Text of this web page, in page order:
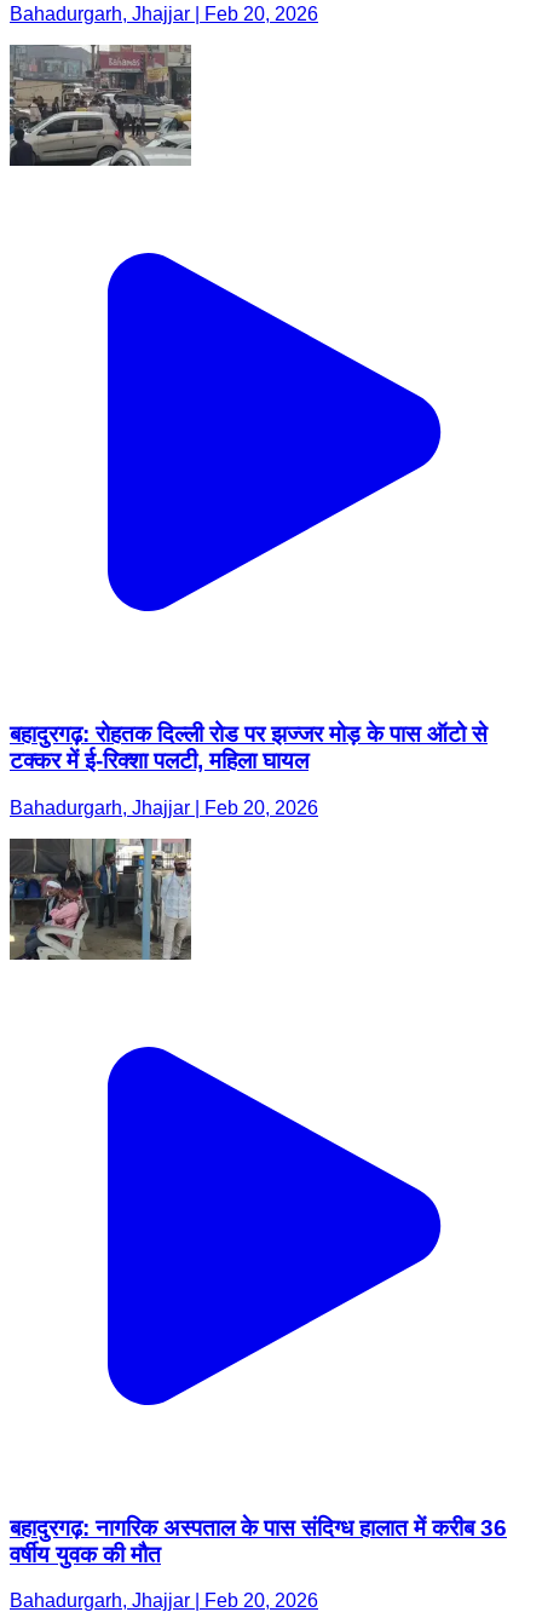
Bahadurgarh, Jhajjar | Feb 20, 2026
बहादुरगढ़: रोहतक दिल्ली रोड पर झज्जर मोड़ के पास ऑटो से
टक्कर में ई-रिक्शा पलटी, महिला घायल
Bahadurgarh, Jhajjar | Feb 20, 2026
बहादुरगढ़: नागरिक अस्पताल के पास संदिग्ध हालात में करीब 36
वर्षीय युवक की मौत
Bahadurgarh, Jhajjar | Feb 20, 2026